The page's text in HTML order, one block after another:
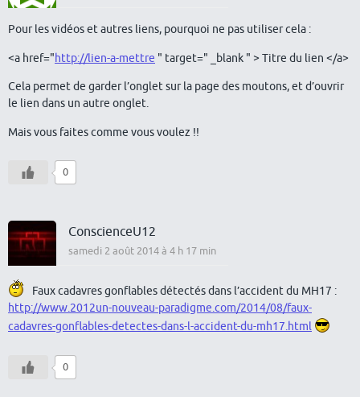
Pour les vidéos et autres liens, pourquoi ne pas utiliser cela :
<a href="http://lien-a-mettre " target=" _blank " > Titre du lien </a>
Cela permet de garder l’onglet sur la page des moutons, et d’ouvrir
le lien dans un autre onglet.
Mais vous faites comme vous voulez !!
0
ConscienceU12
samedi 2 août 2014 à 4 h 17 min
Faux cadavres gonflables détectés dans l’accident du MH17 :
http://www.2012un-nouveau-paradigme.com/2014/08/faux-
cadavres-gonflables-detectes-dans-l-accident-du-mh17.html
0